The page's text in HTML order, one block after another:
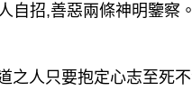
自招,善惡兩條神明鑒察
人只要抱定心志至死不